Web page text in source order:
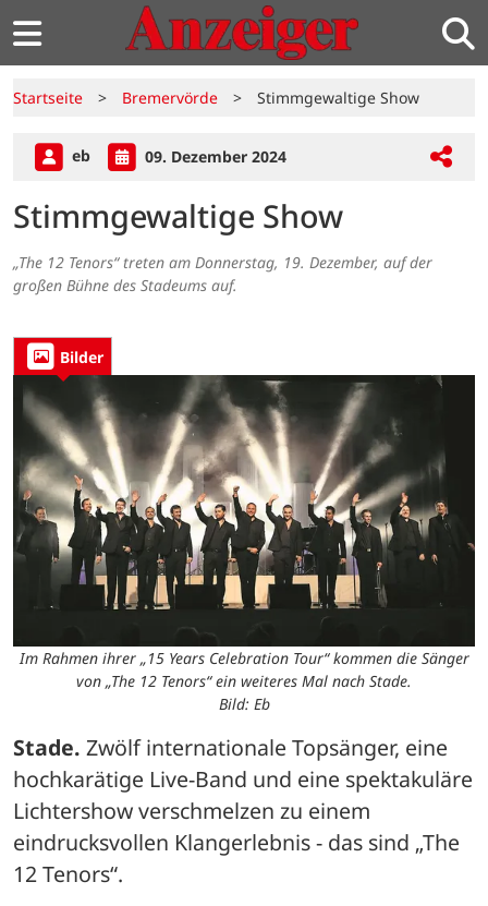
Startseite > Bremervörde > Stimmgewaltige Show
eb 09. Dezember 2024
Stimmgewaltige Show
„The 12 Tenors“ treten am Donnerstag, 19. Dezember, auf der
großen Bühne des Stadeums auf.
Bilder
Im Rahmen ihrer „15 Years Celebration Tour“ kommen die Sänger
von „The 12 Tenors“ ein weiteres Mal nach Stade.
Bild: Eb
Stade. Zwölf internationale Topsänger, eine
hochkarätige Live-Band und eine spektakuläre
Lichtershow verschmelzen zu einem
eindrucksvollen Klangerlebnis - das sind „The
12 Tenors“.